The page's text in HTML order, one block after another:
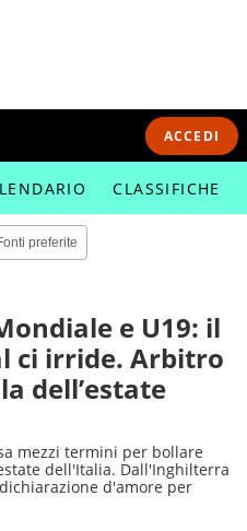
ACCEDI
CLASSIFICHE
preferite
e U19: il
ci irride. Arbitro
dell’estate
mezzi termini per bollare
dell'Italia. Dall'Inghilterra
d'amore per